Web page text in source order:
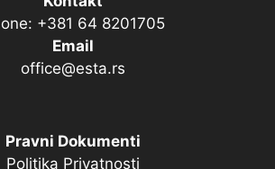
+381 64 8201705
Email
office@esta.rs
Pravni Dokumenti
Politika Privatnosti